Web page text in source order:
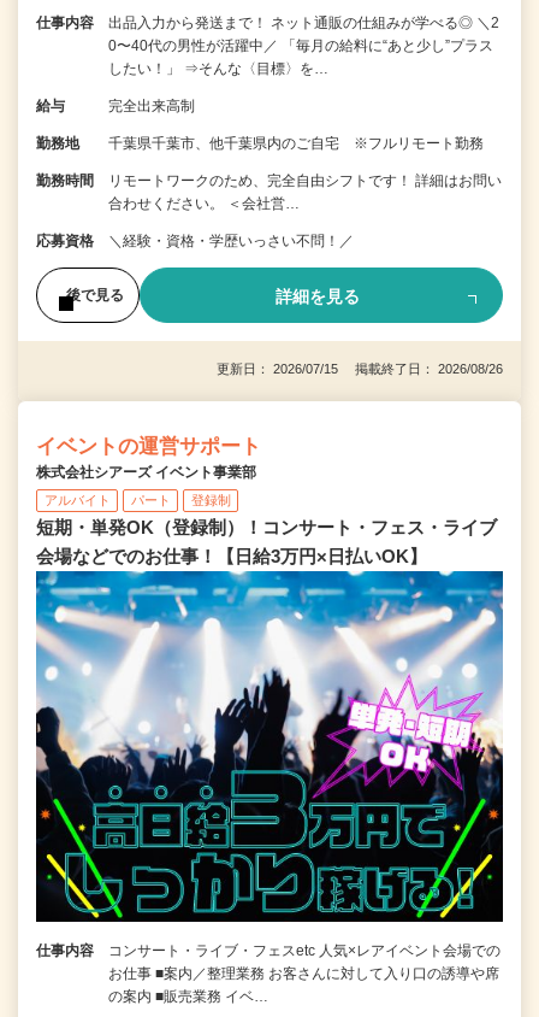
仕事内容
出品入力から発送まで！ ネット通販の仕組みが学べる◎ ＼2
0〜40代の男性が活躍中／ 「毎月の給料に“あと少し”プラス
したい！」 ⇒そんな〈目標〉を…
給与 完全出来高制
勤務地 千葉県千葉市、他千葉県内のご自宅 ※フルリモート勤務
勤務時間
リモートワークのため、完全自由シフトです！ 詳細はお問い
合わせください。 ＜会社営…
応募資格 ＼経験・資格・学歴いっさい不問！／
後で見る 詳細を見る
更新日： 2026/07/15 掲載終了日： 2026/08/26
イベントの運営サポート
株式会社シアーズ イベント事業部
アルバイト パート 登録制
短期・単発OK（登録制）！コンサート・フェス・ライブ
会場などでのお仕事！【日給3万円×日払いOK】
仕事内容
コンサート・ライブ・フェスetc 人気×レアイベント会場での
お仕事 ■案内／整理業務 お客さんに対して入り口の誘導や席
の案内 ■販売業務 イベ…